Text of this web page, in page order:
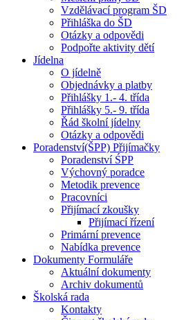
Vzdělávací program ŠD
Přihláška do ŠD
Otázky a odpovědi
Podpořte aktivity dětí
Jídelna
O jídelně
Objednávky a platby
Přihlášky 1.- 4. třída
Přihlášky 5.- 9. třída
Řád školní jídelny
Otázky a odpovědi
Poradenství(ŠPP) Přijímačky
Poradenství ŚPP
Výchovný poradce
Metodik prevence
Pracovníci
Přijímací zkoušky
Přijímací řízení
Primární prevence
Nabídka prevence
Dokumenty Formuláře
Aktuální dokumenty
Archiv dokumentů
Školská rada
Kontakty